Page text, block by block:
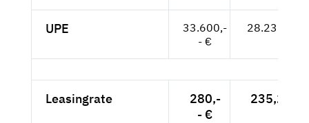
UPE
33.600,-
- €
28.235,-- €
Leasingrate
280,-
- €
235,29 €